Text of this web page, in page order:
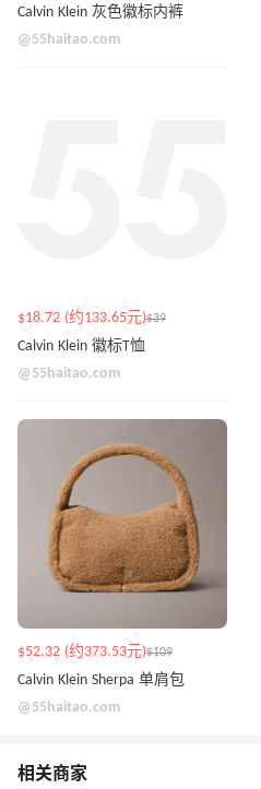
Calvin Klein 灰色徽标内裤
@55haitao.com
$18.72 (约133.65元)$39
Calvin Klein 徽标T恤
@55haitao.com
$52.32 (约373.53元)$109
Calvin Klein Sherpa 单肩包
@55haitao.com
相关商家